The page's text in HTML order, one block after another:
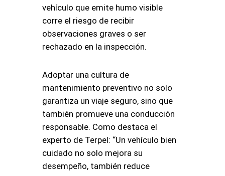
vehículo que emite humo visible
corre el riesgo de recibir
observaciones graves o ser
rechazado en la inspección.
Adoptar una cultura de
mantenimiento preventivo no solo
garantiza un viaje seguro, sino que
también promueve una conducción
responsable. Como destaca el
experto de Terpel: “Un vehículo bien
cuidado no solo mejora su
desempeño, también reduce